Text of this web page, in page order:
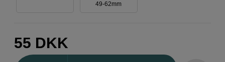
49-62mm
55 DKK